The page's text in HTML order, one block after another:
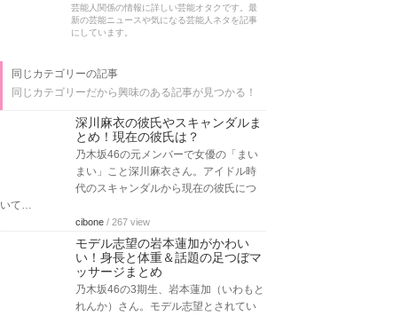
芸能人関係の情報に詳しい芸能オタクです。最
新の芸能ニュースや気になる芸能人ネタを記事
にしています。
同じカテゴリーの記事
同じカテゴリーだから興味のある記事が見つかる！
深川麻衣の彼氏やスキャンダルま
とめ！現在の彼氏は？
乃木坂46の元メンバーで女優の「まい
まい」こと深川麻衣さん。アイドル時
代のスキャンダルから現在の彼氏につ
いて…
cibone / 267 view
モデル志望の岩本蓮加がかわい
い！身長と体重＆話題の足つぼマ
ッサージまとめ
乃木坂46の3期生、岩本蓮加（いわもと
れんか）さん。モデル志望とされてい